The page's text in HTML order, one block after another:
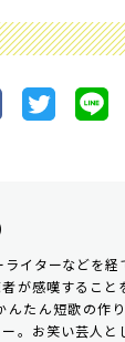
イターなどを
が感嘆するこ
んたん短歌の作
。お笑い芸人と